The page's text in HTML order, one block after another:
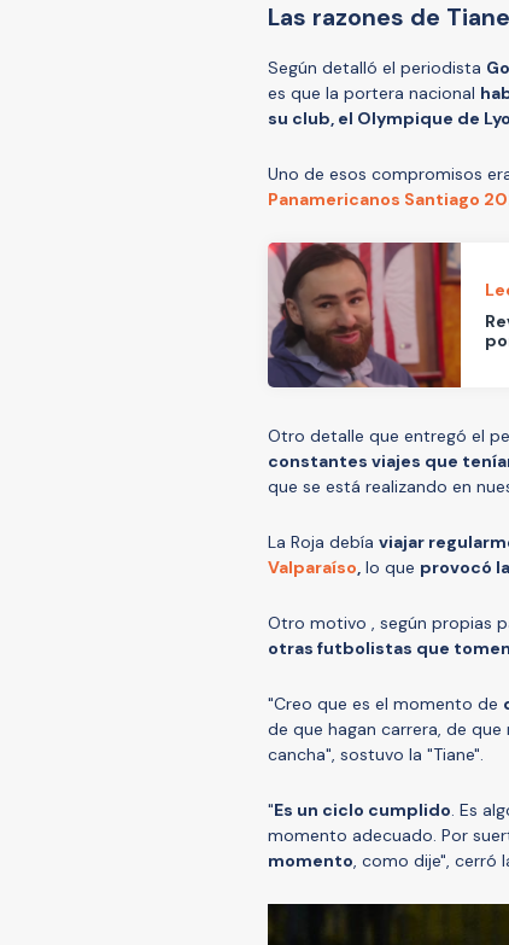
Las razones de
Según detalló el periodista
es que la portera nacional
su club, el Olympique de
Uno de esos compromisos
Panamericanos Santiago
Otro detalle que entregó el
constantes viajes que
que se está realizando en
La Roja debía viajar
Valparaíso, lo que provocó
Otro motivo , según propias
otras futbolistas que
"Creo que es el momento de
de que hagan carrera, de
cancha", sostuvo la "Tiane".
"Es un ciclo cumplido. Es
momento adecuado. Por
momento, como dije", cerró